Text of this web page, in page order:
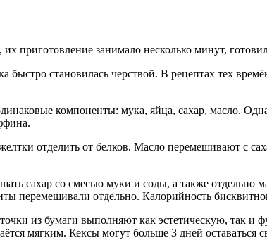
занимало несколько минут,
быстро становилась черствой. В рецептах тех
компоненты: мука, яйца, сахар, масло.
отделить от белков. Масло перемешивают с
сахар со смесью муки и соды, а также отдельно
отдельно. Калорийность
из бумаги выполняют как эстетическую, так
мягким. Кексы могут больше 3 дней